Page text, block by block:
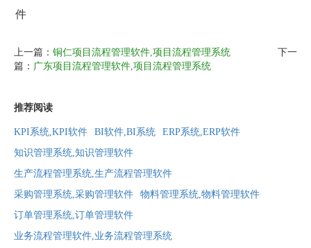
件
上一篇： 铜仁项目流程管理软件,项目流程管理系统
下一
篇： 广东项目流程管理软件,项目流程管理系统
推荐阅读
KPI系统,KPI软件 BI软件,BI系统
ERP系统,ERP软件
知识管理系统,知识管理软件
生产流程管理系统,生产流程管理软件
采购管理系统,采购管理软件
物料管理系统,物料管理软件
订单管理系统,订单管理软件
业务流程管理软件,业务流程管理系统